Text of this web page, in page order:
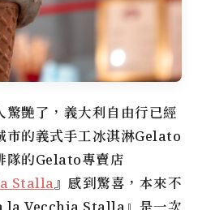
艷了，義大利自由行已經
市的義式手工冰淇淋Gelato
隊的Gelato專賣店
Stalla』感到驚喜，本來不